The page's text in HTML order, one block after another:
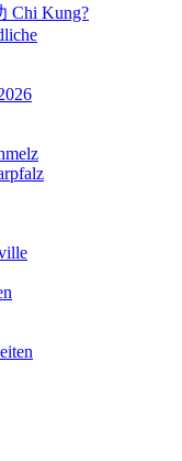
Chi Kung?